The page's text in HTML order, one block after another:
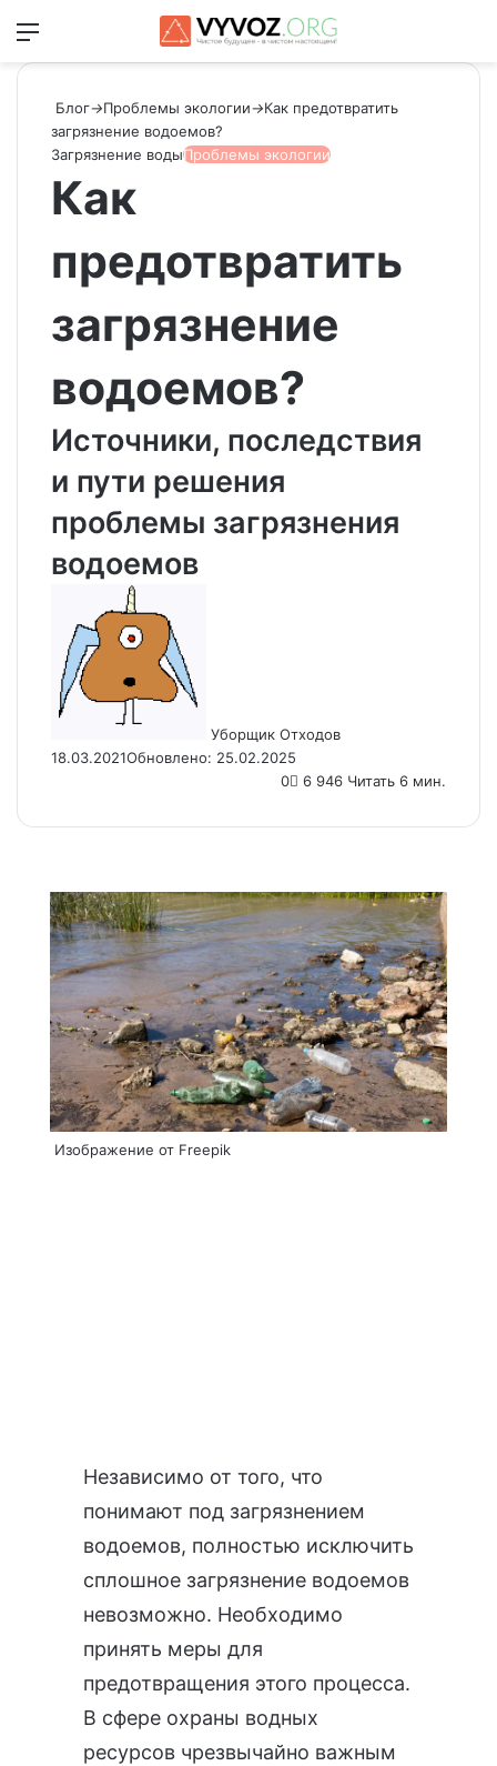
Меню
Блог→Проблемы экологии→Как предотвратить
загрязнение водоемов?
Загрязнение водыПроблемы экологии
Как
предотвратить
загрязнение
водоемов?
Источники, последствия
и пути решения
проблемы загрязнения
водоемов
Уборщик Отходов
18.03.2021Обновлено: 25.02.2025
0
6 946 Читать 6 мин.
Изображение от Freepik
Независимо от того, что
понимают под загрязнением
водоемов, полностью исключить
сплошное загрязнение водоемов
невозможно. Необходимо
принять меры для
предотвращения этого процесса.
В сфере охраны водных
ресурсов чрезвычайно важным